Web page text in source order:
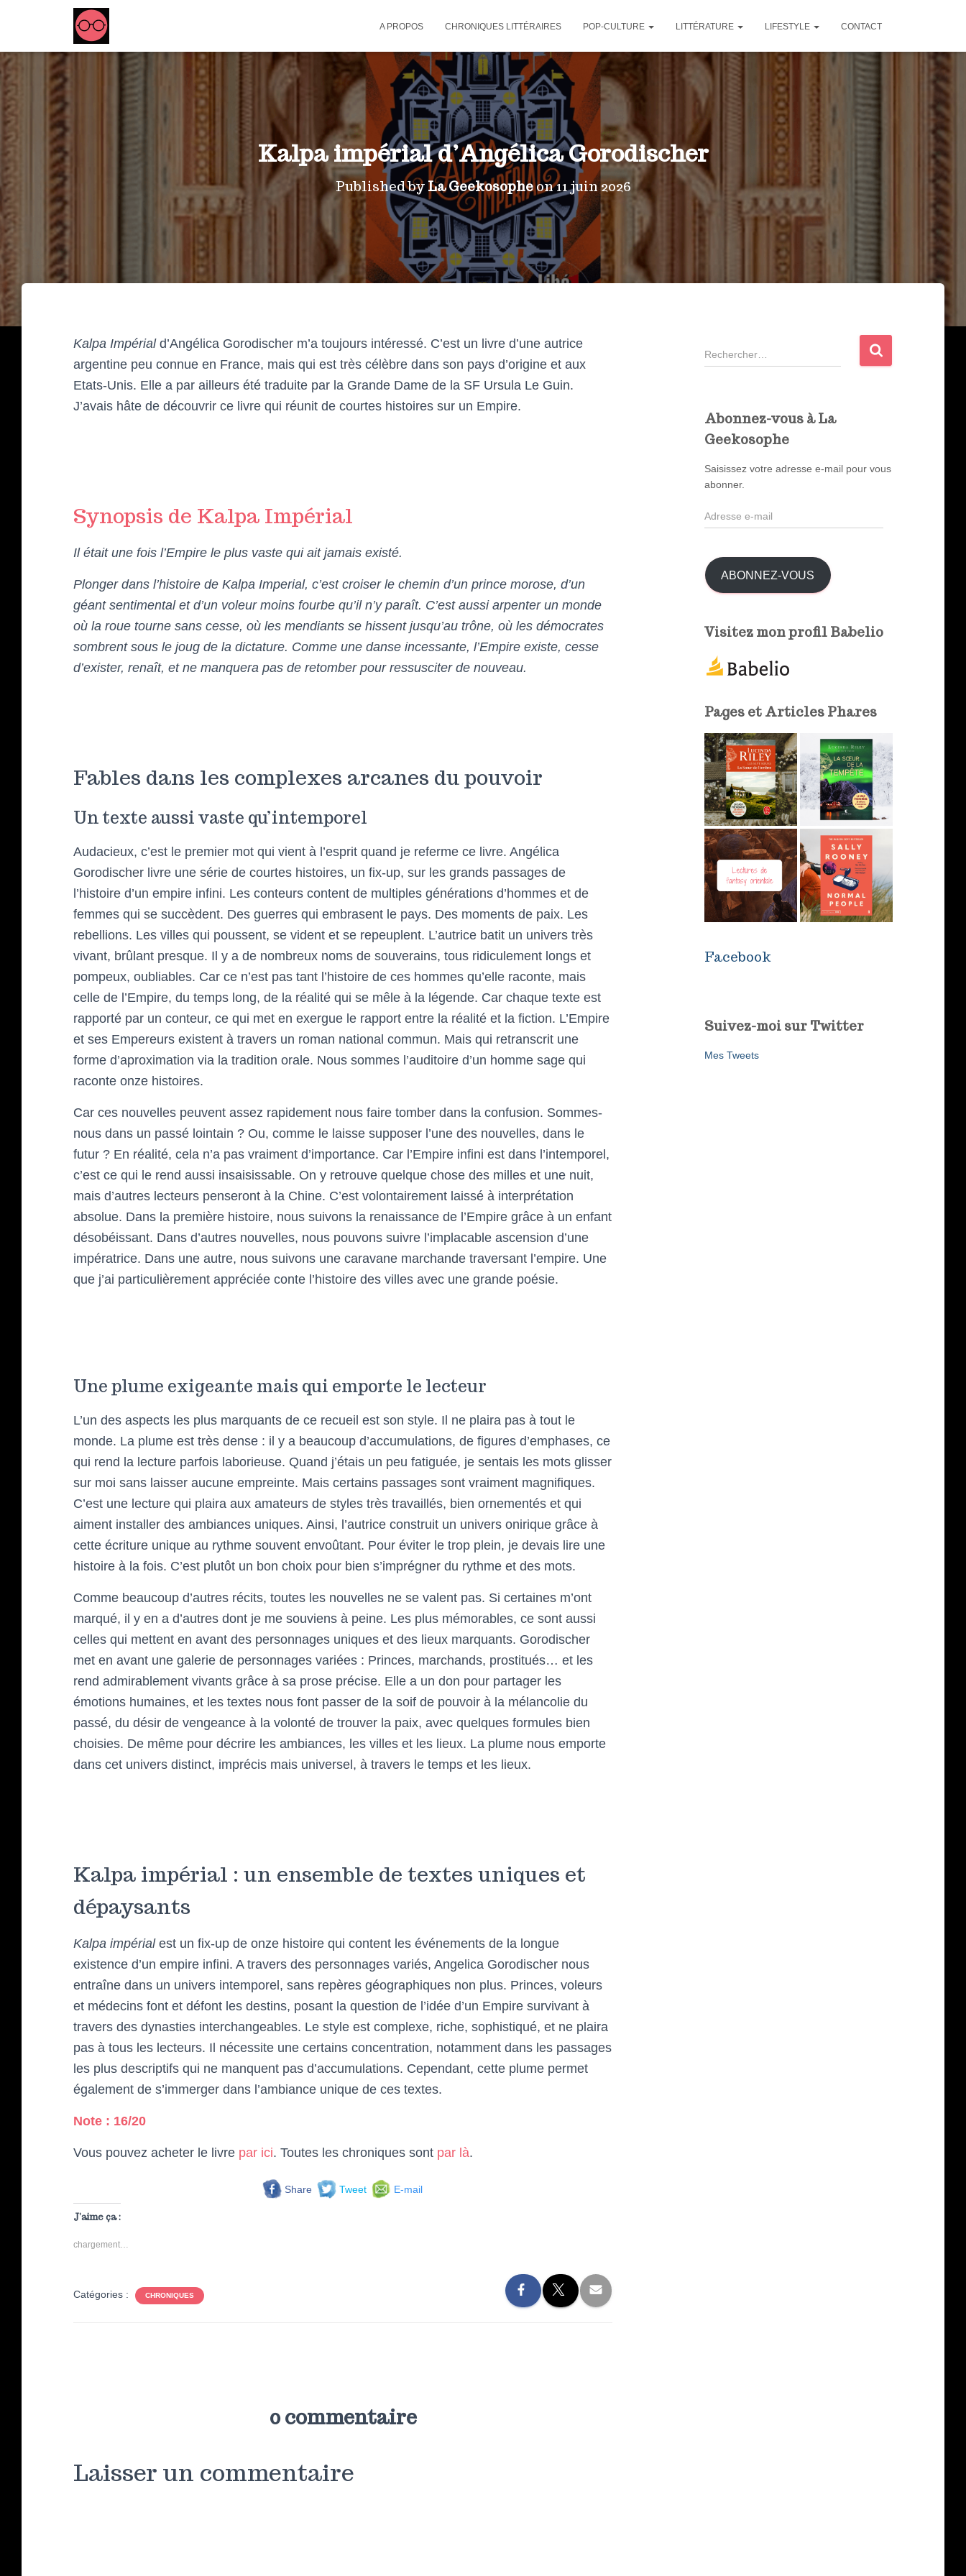
A PROPOS CHRONIQUES LITTÉRAIRES POP-CULTURE LITTÉRATURE LIFESTYLE CONTACT
Kalpa impérial d’Angélica Gorodischer
Published by La Geekosopheon11 juin 2026
Kalpa Impérial d’Angélica Gorodischer m’a toujours intéressé. C’est un livre d’une autrice
argentine peu connue en France, mais qui est très célèbre dans son pays d’origine et aux
Etats-Unis. Elle a par ailleurs été traduite par la Grande Dame de la SF Ursula Le Guin.
J’avais hâte de découvrir ce livre qui réunit de courtes histoires sur un Empire.
Synopsis de Kalpa Impérial
Il était une fois l’Empire le plus vaste qui ait jamais existé.
Plonger dans l’histoire de Kalpa Imperial, c’est croiser le chemin d’un prince morose, d’un
géant sentimental et d’un voleur moins fourbe qu’il n’y paraît. C’est aussi arpenter un monde
où la roue tourne sans cesse, où les mendiants se hissent jusqu’au trône, où les démocrates
sombrent sous le joug de la dictature. Comme une danse incessante, l’Empire existe, cesse
d’exister, renaît, et ne manquera pas de retomber pour ressusciter de nouveau.
Fables dans les complexes arcanes du pouvoir
Un texte aussi vaste qu’intemporel
Audacieux, c’est le premier mot qui vient à l’esprit quand je referme ce livre. Angélica
Gorodischer livre une série de courtes histoires, un fix-up, sur les grands passages de
l’histoire d’un empire infini. Les conteurs content de multiples générations d’hommes et de
femmes qui se succèdent. Des guerres qui embrasent le pays. Des moments de paix. Les
rebellions. Les villes qui poussent, se vident et se repeuplent. L’autrice batit un univers très
vivant, brûlant presque. Il y a de nombreux noms de souverains, tous ridiculement longs et
pompeux, oubliables. Car ce n’est pas tant l’histoire de ces hommes qu’elle raconte, mais
celle de l’Empire, du temps long, de la réalité qui se mêle à la légende. Car chaque texte est
rapporté par un conteur, ce qui met en exergue le rapport entre la réalité et la fiction. L’Empire
et ses Empereurs existent à travers un roman national commun. Mais qui retranscrit une
forme d’aproximation via la tradition orale. Nous sommes l’auditoire d’un homme sage qui
raconte onze histoires.
Car ces nouvelles peuvent assez rapidement nous faire tomber dans la confusion. Sommes-
nous dans un passé lointain ? Ou, comme le laisse supposer l’une des nouvelles, dans le
futur ? En réalité, cela n’a pas vraiment d’importance. Car l’Empire infini est dans l’intemporel,
c’est ce qui le rend aussi insaisissable. On y retrouve quelque chose des milles et une nuit,
mais d’autres lecteurs penseront à la Chine. C’est volontairement laissé à interprétation
absolue. Dans la première histoire, nous suivons la renaissance de l’Empire grâce à un enfant
désobéissant. Dans d’autres nouvelles, nous pouvons suivre l’implacable ascension d’une
impératrice. Dans une autre, nous suivons une caravane marchande traversant l’empire. Une
que j’ai particulièrement appréciée conte l’histoire des villes avec une grande poésie.
Une plume exigeante mais qui emporte le lecteur
L’un des aspects les plus marquants de ce recueil est son style. Il ne plaira pas à tout le
monde. La plume est très dense : il y a beaucoup d’accumulations, de figures d’emphases, ce
qui rend la lecture parfois laborieuse. Quand j’étais un peu fatiguée, je sentais les mots glisser
sur moi sans laisser aucune empreinte. Mais certains passages sont vraiment magnifiques.
C’est une lecture qui plaira aux amateurs de styles très travaillés, bien ornementés et qui
aiment installer des ambiances uniques. Ainsi, l’autrice construit un univers onirique grâce à
cette écriture unique au rythme souvent envoûtant. Pour éviter le trop plein, je devais lire une
histoire à la fois. C’est plutôt un bon choix pour bien s’imprégner du rythme et des mots.
Comme beaucoup d’autres récits, toutes les nouvelles ne se valent pas. Si certaines m’ont
marqué, il y en a d’autres dont je me souviens à peine. Les plus mémorables, ce sont aussi
celles qui mettent en avant des personnages uniques et des lieux marquants. Gorodischer
met en avant une galerie de personnages variées : Princes, marchands, prostitués… et les
rend admirablement vivants grâce à sa prose précise. Elle a un don pour partager les
émotions humaines, et les textes nous font passer de la soif de pouvoir à la mélancolie du
passé, du désir de vengeance à la volonté de trouver la paix, avec quelques formules bien
choisies. De même pour décrire les ambiances, les villes et les lieux. La plume nous emporte
dans cet univers distinct, imprécis mais universel, à travers le temps et les lieux.
Kalpa impérial : un ensemble de textes uniques et
dépaysants
Kalpa impérialest un fix-up de onze histoire qui content les événements de la longue
existence d’un empire infini. A travers des personnages variés, Angelica Gorodischer nous
entraîne dans un univers intemporel, sans repères géographiques non plus. Princes, voleurs
et médecins font et défont les destins, posant la question de l’idée d’un Empire survivant à
travers des dynasties interchangeables. Le style est complexe, riche, sophistiqué, et ne plaira
pas à tous les lecteurs. Il nécessite une certains concentration, notamment dans les passages
les plus descriptifs qui ne manquent pas d’accumulations. Cependant, cette plume permet
également de s’immerger dans l’ambiance unique de ces textes.
Note : 16/20
Vous pouvez acheter le livre par ici. Toutes les chroniques sont par là.
Share Tweet E-mail
J’aime ça :
chargement…
Catégories : CHRONIQUES
0 commentaire
Laisser un commentaire
R
e
c
e
r
:
Abonnez-vous à La
Geekosophe
Saisissez votre adresse e-mail pour vous
abonner.
A
d
s
s
a
ABONNEZ-VOUS
Visitez mon profil Babelio
Pages et Articles Phares
Facebook
Suivez-moi sur Twitter
Mes Tweets